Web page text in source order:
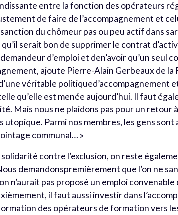
entre la fonction des opérateurs
de faire de l’accompagnement et
du chômeur pas ou peu actif dans
serait bon de supprimer le contrat
d’emploi et den’avoir qu’un seul
ajoute Pierre-Alain Gerbeaux de la
véritable politiqued’accompagnement
qu’elle est menée aujourd’hui. Il faut
Mais nous ne plaidons pas pour un retour
utopique. Parmi nos membres, les gens sont
communal… »
contre l’exclusion, on reste
demandonspremièrement que l’on ne
n’aurait pas proposé un emploi
il faut aussi investir dans
des opérateurs de formation vers